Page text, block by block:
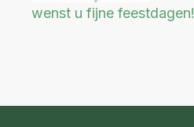
wenst u fijne feestdagen!